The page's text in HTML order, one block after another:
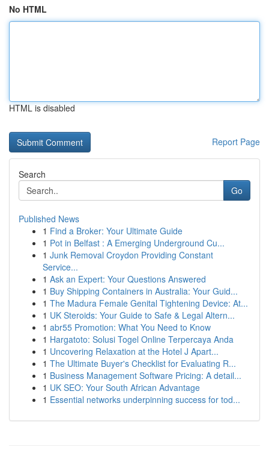
No HTML
HTML is disabled
Report Page
Search
Go
Published News
1 Find a Broker: Your Ultimate Guide
1 Pot in Belfast : A Emerging Underground Cu...
1 Junk Removal Croydon Providing Constant
Service...
1 Ask an Expert: Your Questions Answered
1 Buy Shipping Containers in Australia: Your Guid...
1 The Madura Female Genital Tightening Device: At...
1 UK Steroids: Your Guide to Safe & Legal Altern...
1 abr55 Promotion: What You Need to Know
1 Hargatoto: Solusi Togel Online Terpercaya Anda
1 Uncovering Relaxation at the Hotel J Apart...
1 The Ultimate Buyer's Checklist for Evaluating R...
1 Business Management Software Pricing: A detail...
1 UK SEO: Your South African Advantage
1 Essential networks underpinning success for tod...